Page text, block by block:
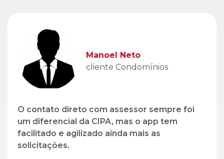
O contato direto com assessor sempre foi
um diferencial da CIPA, mas o app tem
facilitado e agilizado ainda mais as
solicitações.